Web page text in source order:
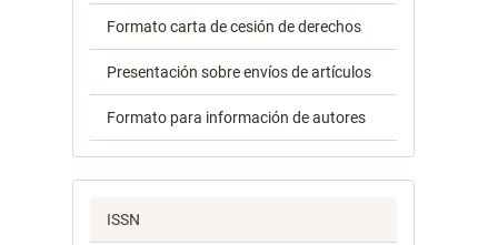
Formato carta de cesión de derechos
Presentación sobre envíos de artículos
Formato para información de autores
ISSN